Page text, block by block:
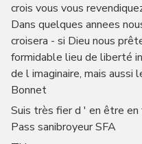
crois vous vous
Dans quelques annees
croisera - si Dieu nous
formidable lieu de liberté
de l imaginaire, mais aussi
Bonnet
Suis très fier d ' en être
Pass sanibroyeur SFA